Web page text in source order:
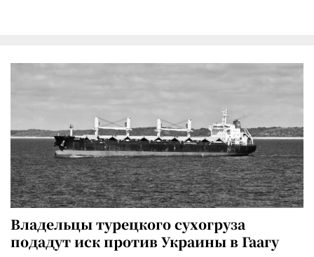
Владельцы турецкого сухогруза
подадут иск против Украины в Гаагу